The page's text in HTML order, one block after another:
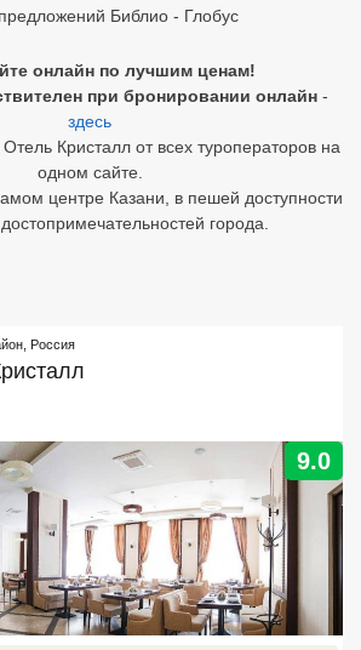
Библио - Глобус
онлайн по лучшим ценам!
при бронировании онлайн -
здесь
Кристалл от всех туроператоров на
одном сайте.
центре Казани, в пешей доступности
города.
, Россия
9.0